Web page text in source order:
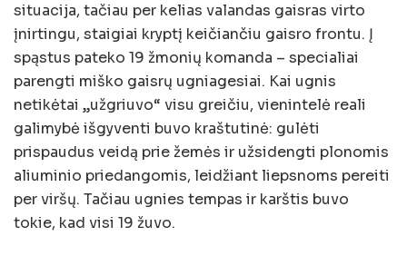
situacija, tačiau per kelias valandas gaisras virto
įnirtingu, staigiai kryptį keičiančiu gaisro frontu. Į
spąstus pateko 19 žmonių komanda – specialiai
parengti miško gaisrų ugniagesiai. Kai ugnis
netikėtai „užgriuvo“ visu greičiu, vienintelė reali
galimybė išgyventi buvo kraštutinė: gulėti
prispaudus veidą prie žemės ir užsidengti plonomis
aliuminio priedangomis, leidžiant liepsnoms pereiti
per viršų. Tačiau ugnies tempas ir karštis buvo
tokie, kad visi 19 žuvo.